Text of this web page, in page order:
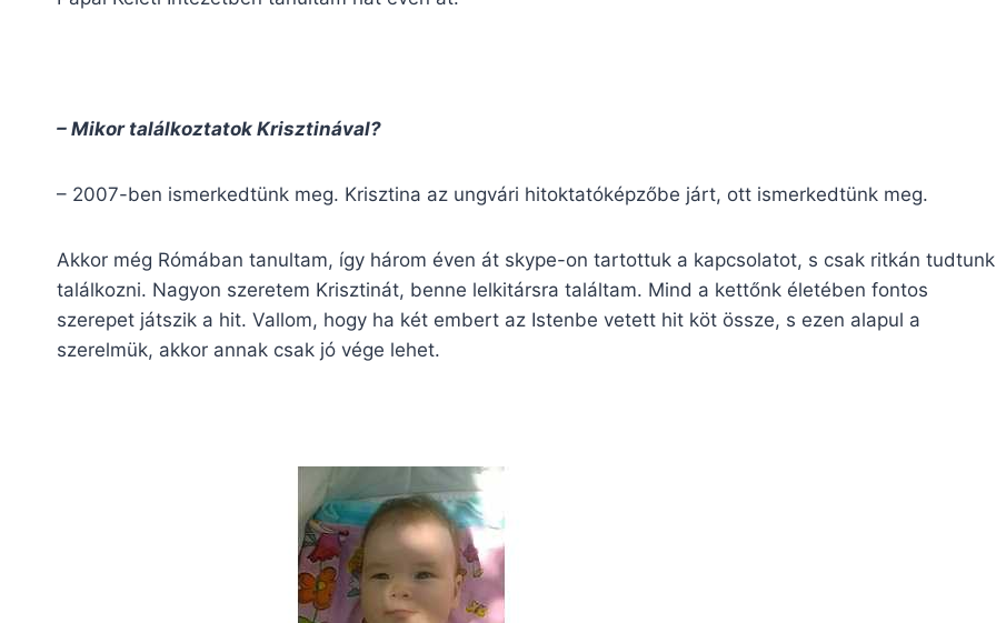
– Mikor találkoztatok Krisztinával?
– 2007-ben ismerkedtünk meg. Krisztina az ungvári hitoktatóképzőbe járt, ott ismerkedtünk meg.
Akkor még Rómában tanultam, így három éven át skype-on tartottuk a kapcsolatot, s csak ritkán tudtunk
találkozni. Nagyon szeretem Krisztinát, benne lelkitársra találtam. Mind a kettőnk életében fontos
szerepet játszik a hit. Vallom, hogy ha két embert az Istenbe vetett hit köt össze, s ezen alapul a
szerelmük, akkor annak csak jó vége lehet.